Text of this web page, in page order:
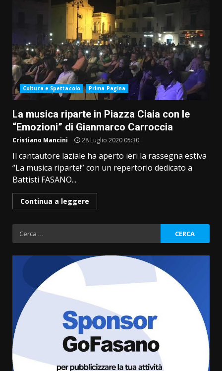
Cultura e Spettacolo Prima Pagina
La musica riparte in Piazza Ciaia con le
“Emozioni” di Gianmarco Carroccia
Cristiano Mancini 28 Luglio 2020 05:30
Il cantautore laziale ha aperto ieri la rassegna estiva
“La musica riparte!” con un repertorio dedicato a
Battisti FASANO...
Continua a leggere
Ricerca
per:
La Banda Città di Fasano apre
ufficialmente la Festa di
8 Agosto 2026 11:00